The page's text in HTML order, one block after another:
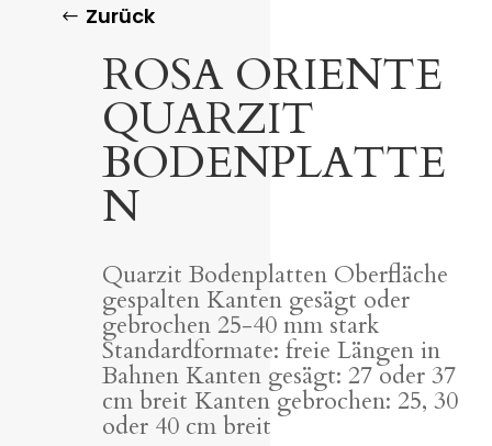
Zurück
ROSA ORIENTE
QUARZIT
BODENPLATTE
N
Quarzit Bodenplatten Oberfläche
gespalten Kanten gesägt oder
gebrochen 25-40 mm stark
Standardformate: freie Längen in
Bahnen Kanten gesägt: 27 oder 37
cm breit Kanten gebrochen: 25, 30
oder 40 cm breit